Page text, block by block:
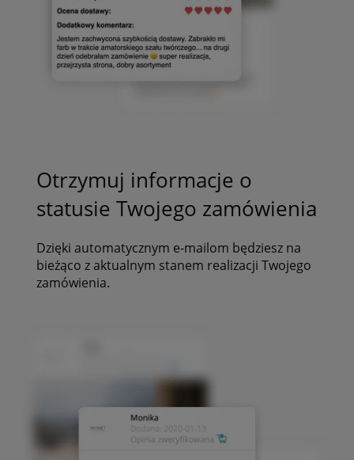
Otrzymuj informacje o
statusie Twojego zamówienia
Dzięki automatycznym e-mailom będziesz na
bieżąco z aktualnym stanem realizacji Twojego
zamówienia.